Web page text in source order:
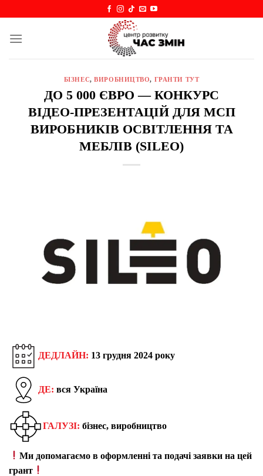
content
БІЗНЕС,ВИРОБНИЦТВО, ГРАНТИ ТУТ
ДО 5 000 ЄВРО — КОНКУРС
ВІДЕО-ПРЕЗЕНТАЦІЙ ДЛЯ МСП
ВИРОБНИКІВ ОСВІТЛЕННЯ ТА
МЕБЛІВ (SILEO)
ДЕДЛАЙН: 13 грудня 2024 року
ДЕ: вся Україна
ГАЛУЗІ: бізнес, виробництво
Ми допомагаємо в оформленні та подачі заявки на цей
грант